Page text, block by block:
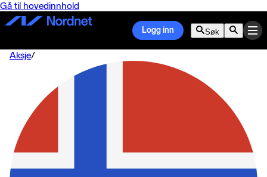
Gå til hovedinnhold
Logg inn Søk
Aksje/